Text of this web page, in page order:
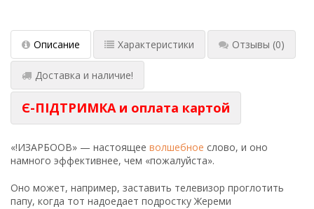
Описание Характеристики Отзывы (0)
Доставка и наличие!
Є-ПІДТРИМКА и оплата картой
«!ИЗАРБООВ» — настоящее волшебное слово, и оно
намного эффективнее, чем «пожалуйста».
Оно может, например, заставить телевизор проглотить
папу, когда тот надоедает подростку Жереми